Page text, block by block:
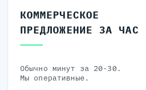
КОММЕРЧЕСКОЕ
ПРЕДЛОЖЕНИЕ ЗА ЧАС
Обычно минут за 20-30.
Мы оперативные.